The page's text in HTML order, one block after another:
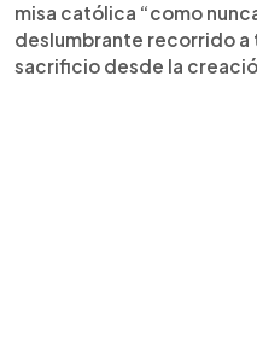
misa católica “como
deslumbrante recorrido
sacrificio desde la